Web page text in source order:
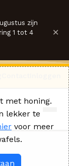
zijn
1 tot 4
×
met honing.
lekker te
voor meer